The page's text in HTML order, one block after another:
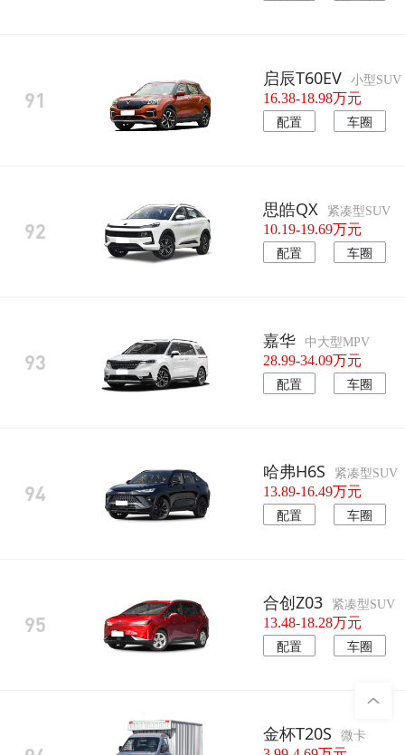
91
启辰T60EV 小型SUV
16.38-18.98万元
配置 车圈
92
思皓QX 紧凑型SUV
10.19-19.69万元
配置 车圈
93
嘉华 中大型MPV
28.99-34.09万元
配置 车圈
94
哈弗H6S 紧凑型SUV
13.89-16.49万元
配置 车圈
95
合创Z03 紧凑型SUV
13.48-18.28万元
配置 车圈
金杯T20S 微卡